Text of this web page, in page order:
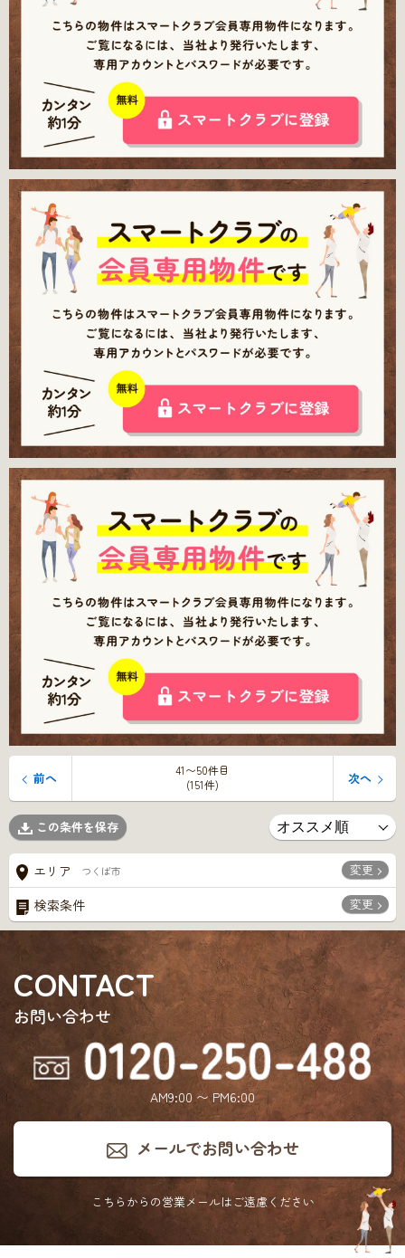
41〜50件目
(151件)
前へ 次へ
この条件を保存
エリア つくば市 変更
検索条件 変更
CONTACT
お問い合わせ
AM9:00 〜 PM6:00
メールでお問い合わせ
こちらからの営業メールはご遠慮ください